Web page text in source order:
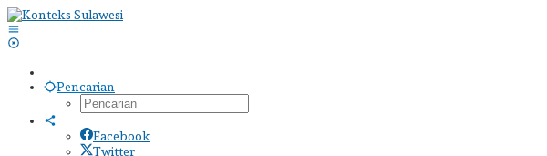
Lewati
ke
konten
Pencarian
Facebook
Twitter